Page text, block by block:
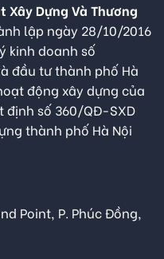
Xây Dựng Và Thương
lập ngày 28/10/2016
kinh doanh số
đầu tư thành phố Hà
động xây dựng của
định số 360/QĐ-SXD
thành phố Hà Nội
Point, P. Phúc Đồng,